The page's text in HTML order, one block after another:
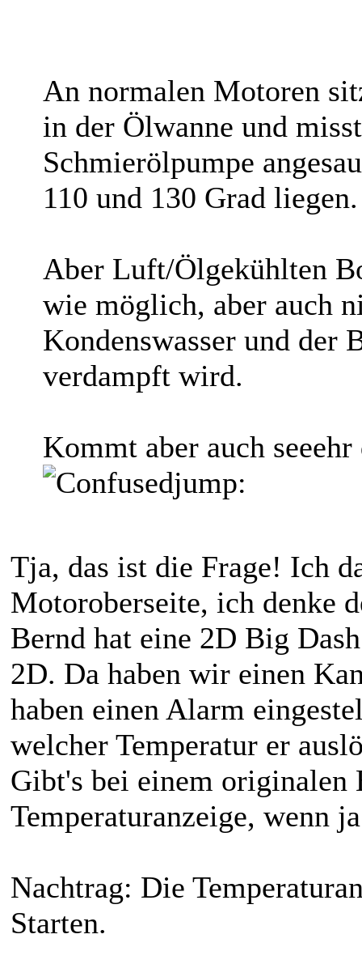
An normalen Motoren
in der Ölwanne und
Schmierölpumpe
110 und 130 Grad liegen.
Aber Luft/Ölgekühlten
wie möglich, aber auch
Kondenswasser und
verdampft wird.
Kommt aber auch
jump:
Tja, das ist die Frage! Ich
Motoroberseite, ich denke
Bernd hat eine 2D Big
2D. Da haben wir einen
haben einen Alarm
welcher Temperatur er
Gibt's bei einem originalen
Temperaturanzeige, wenn
Nachtrag: Die
Starten.